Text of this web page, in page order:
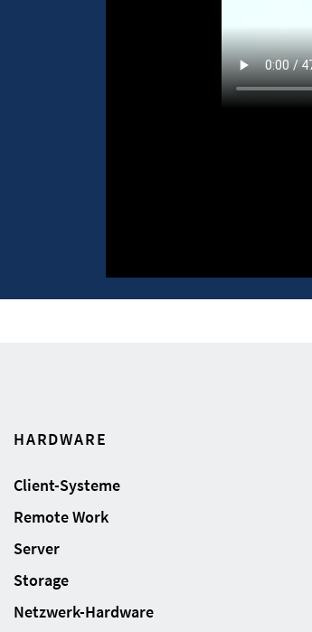
HARDWARE
Client-Systeme
Remote Work
Server
Storage
Netzwerk-Hardware